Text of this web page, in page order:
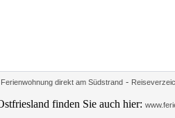
direkt am Südstrand -
finden Sie auch hier: